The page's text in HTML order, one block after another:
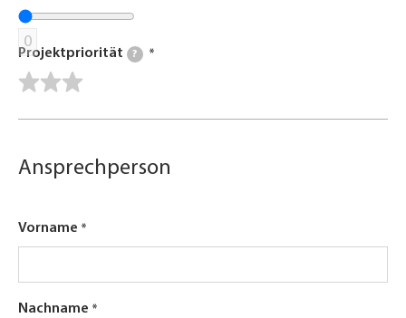
0
Projektpriorität ?
Ansprechperson
Vorname
Nachname